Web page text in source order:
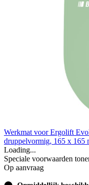
Werkmat voor Ergolift
druppelvormig, 165 x 165
Loading...
Speciale voorwaarden
Op aanvraag